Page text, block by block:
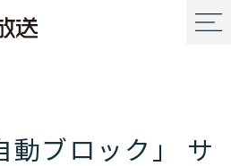
動ブロック」 サ